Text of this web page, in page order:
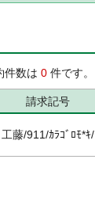
件数は 0 件です。
請求記号
工藤/911/ｶﾗｺﾞﾛﾓ*ｷ/